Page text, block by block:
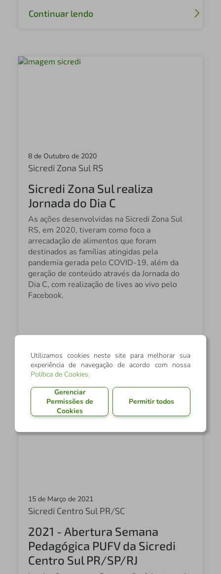
Continuar lendo
8 de Outubro de 2020
Sicredi Zona Sul RS
Sicredi Zona Sul realiza
Jornada do Dia C
As ações desenvolvidas na Sicredi Zona Sul
RS, em 2020, tiveram como foco a
arrecadação de alimentos que foram
destinados as famílias atingidas pela
pandemia gerada pelo COVID-19, além da
geração de conteúdo através da Jornada do
Dia C, com realização de lives ao vivo pelo
Facebook.
Continuar lendo
15 de Março de 2021
Sicredi Centro Sul PR/SC
2021 - Abertura Semana
Pedagógica PUFV da Sicredi
Centro Sul PR/SP/RJ
Utilizamos cookies neste site para melhorar sua
experiência de navegação de acordo com nossa
Política de Cookies.
Gerenciar
Permissões de
Cookies
Permitir todos